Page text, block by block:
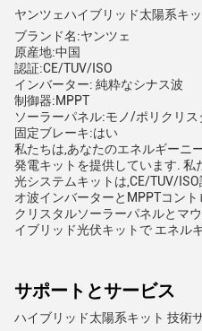
ヤンツェハイブリッド太陽系キッ
ブランド名:ヤンツェ
原産地:中国
認証:CE/TUV/ISO
インバーター: 純粋なシナス波
制御器:MPPT
ソーラーパネル:モノ/ポリクリス
固定ブレーキ:はい
私たちは,あなたのエネルギーニ
発電キットを提供しています.
光システムキットは,CE/TUV/
オ波インバーターとMPPTコン
クリスタルソーラーパネルとマ
イブリッド光伏キットで エネル
サポートとサービス
ハイブリッド太陽系キット 技術